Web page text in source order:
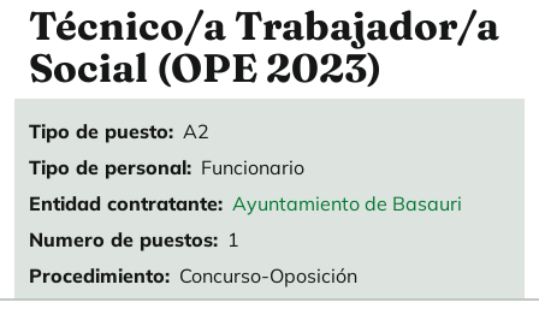
Técnico/a Trabajador/a
Social (OPE 2023)
Tipo de puesto
A2
Tipo de personal
Funcionario
Entidad contratante Ayuntamiento de Basauri
Numero de puestos
1
Procedimiento
Concurso-Oposición